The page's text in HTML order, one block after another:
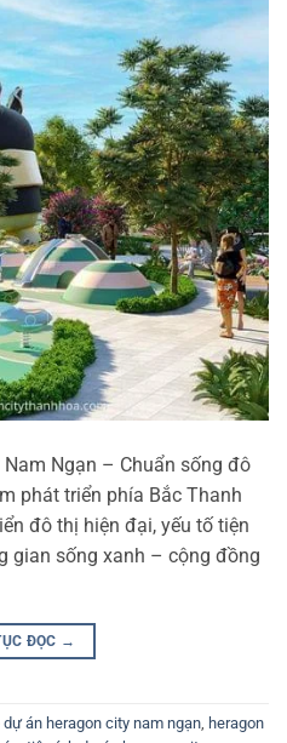
Ngạn – Chuẩn sống đô
phát triển phía Bắc Thanh
đô thị hiện đại, yếu tố tiện
gian sống xanh – cộng đồng
ĐỌC →
dự án heragon city nam ngạn, heragon